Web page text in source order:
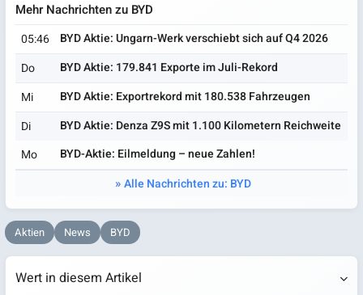
Mehr Nachrichten zu BYD
05:46
BYD Aktie: Ungarn-Werk verschiebt sich auf Q4 2026
Do
BYD Aktie: 179.841 Exporte im Juli-Rekord
Mi
BYD Aktie: Exportrekord mit 180.538 Fahrzeugen
Di
BYD Aktie: Denza Z9S mit 1.100 Kilometern Reichweite
Mo
BYD-Aktie: Eilmeldung – neue Zahlen!
Alle Nachrichten zu: BYD
Aktien News BYD
Wert in diesem Artikel